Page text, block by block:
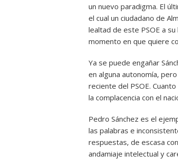
un nuevo paradigma. El
el cual un ciudadano de
lealtad de este PSOE a
momento en que quiere
Ya se puede engañar
en alguna autonomía,
reciente del PSOE.
la complacencia con el
Pedro Sánchez es el
las palabras e
respuestas, de escasa
andamiaje intelectual y